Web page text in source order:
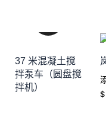
37 米混凝土搅
拌泵车（圆盘搅
拌机）
添加到购物车 $